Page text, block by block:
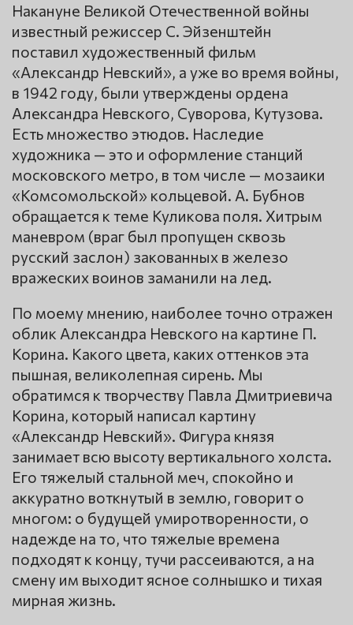
Накануне Великой Отечественной войны
известный режиссер С. Эйзенштейн
поставил художественный фильм
«Александр Невский», а уже во время войны,
в 1942 году, были утверждены ордена
Александра Невского, Суворова, Кутузова.
Есть множество этюдов. Наследие
художника — это и оформление станций
московского метро, в том числе — мозаики
«Комсомольской» кольцевой. А. Бубнов
обращается к теме Куликова поля. Хитрым
маневром (враг был пропущен сквозь
русский заслон) закованных в железо
вражеских воинов заманили на лед.
По моему мнению, наиболее точно отражен
облик Александра Невского на картине П.
Корина. Какого цвета, каких оттенков эта
пышная, великолепная сирень. Мы
обратимся к творчеству Павла Дмитриевича
Корина, который написал картину
«Александр Невский». Фигура князя
занимает всю высоту вертикального холста.
Его тяжелый стальной меч, спокойно и
аккуратно воткнутый в землю, говорит о
многом: о будущей умиротворенности, о
надежде на то, что тяжелые времена
подходят к концу, тучи рассеиваются, а на
смену им выходит ясное солнышко и тихая
мирная жизнь.